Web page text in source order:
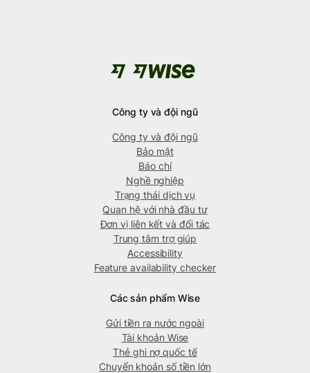
Công ty và đội ngũ
Công ty và đội ngũ
Bảo mật
Báo chí
Nghề nghiệp
Trạng thái dịch vụ
Quan hệ với nhà đầu tư
Đơn vị liên kết và đối tác
Trung tâm trợ giúp
Accessibility
Feature availability checker
Các sản phẩm Wise
Gửi tiền ra nước ngoài
Tài khoản Wise
Thẻ ghi nợ quốc tế
Chuyển khoản số tiền lớn